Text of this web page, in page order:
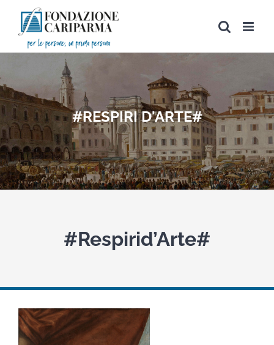
contenuto
#RESPIRI D'ARTE#
#Respirid’Arte#